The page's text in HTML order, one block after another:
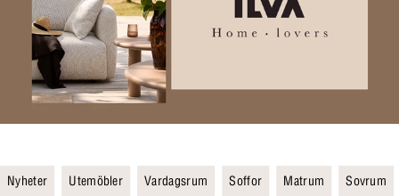
Nyheter Utemöbler Vardagsrum Soffor Matrum Sovrum